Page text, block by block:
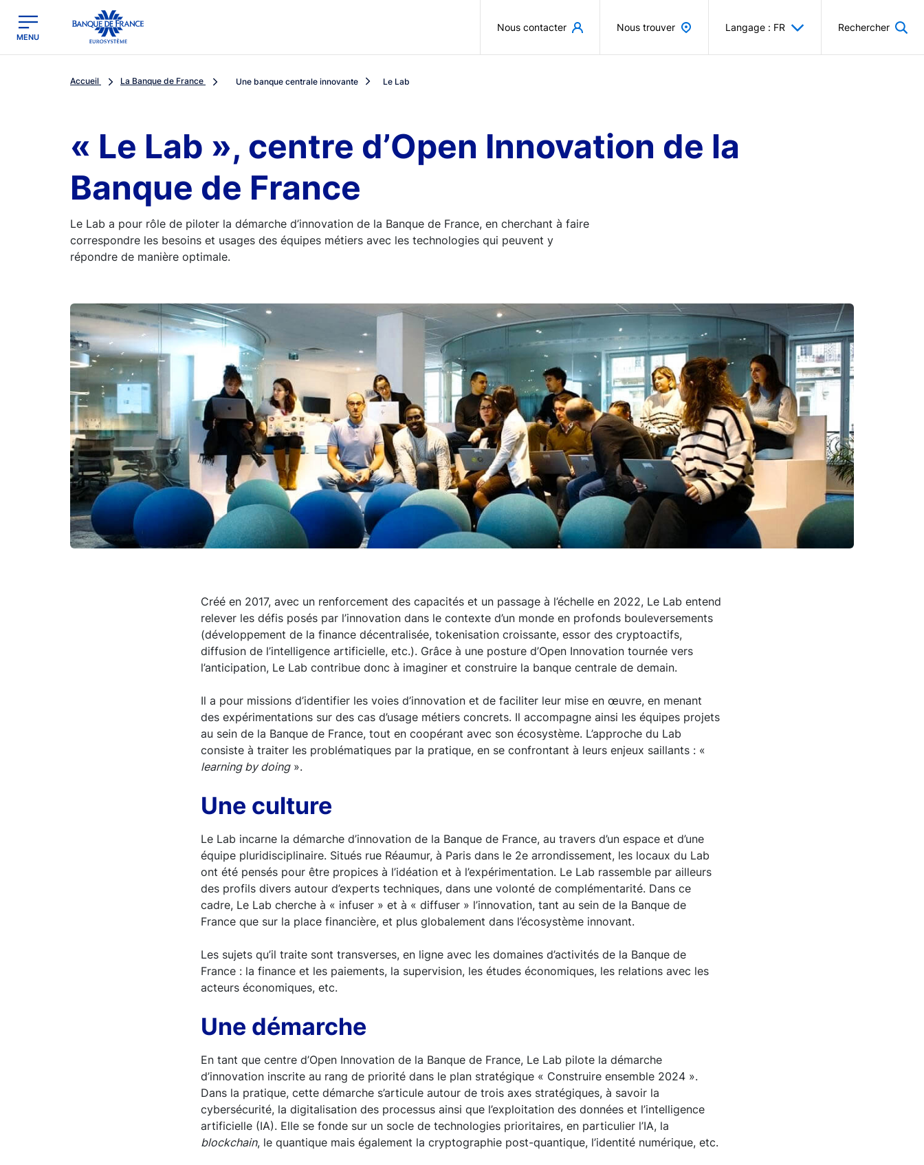
Banque de France - Menu Principal
MENU
Nous contacter Nous trouver Langage : FR Rechercher
Accueil La Banque de France Une banque centrale innovante Le Lab
« Le Lab », centre d’Open Innovation de la
Banque de France
Le Lab a pour rôle de piloter la démarche d’innovation de la Banque de France, en cherchant à faire
correspondre les besoins et usages des équipes métiers avec les technologies qui peuvent y
répondre de manière optimale.
Créé en 2017, avec un renforcement des capacités et un passage à l’échelle en 2022, Le Lab entend
relever les défis posés par l’innovation dans le contexte d’un monde en profonds bouleversements
(développement de la finance décentralisée, tokenisation croissante, essor des cryptoactifs,
diffusion de l’intelligence artificielle, etc.). Grâce à une posture d’Open Innovation tournée vers
l’anticipation, Le Lab contribue donc à imaginer et construire la banque centrale de demain.
Il a pour missions d’identifier les voies d’innovation et de faciliter leur mise en œuvre, en menant
des expérimentations sur des cas d’usage métiers concrets. Il accompagne ainsi les équipes projets
au sein de la Banque de France, tout en coopérant avec son écosystème. L’approche du Lab
consiste à traiter les problématiques par la pratique, en se confrontant à leurs enjeux saillants : «
learning by doing».
Une culture
Le Lab incarne la démarche d’innovation de la Banque de France, au travers d’un espace et d’une
équipe pluridisciplinaire. Situés rue Réaumur, à Paris dans le 2e arrondissement, les locaux du Lab
ont été pensés pour être propices à l’idéation et à l’expérimentation. Le Lab rassemble par ailleurs
des profils divers autour d’experts techniques, dans une volonté de complémentarité. Dans ce
cadre, Le Lab cherche à « infuser » et à « diffuser » l’innovation, tant au sein de la Banque de
France que sur la place financière, et plus globalement dans l’écosystème innovant.
Les sujets qu’il traite sont transverses, en ligne avec les domaines d’activités de la Banque de
France : la finance et les paiements, la supervision, les études économiques, les relations avec les
acteurs économiques, etc.
Une démarche
En tant que centre d’Open Innovation de la Banque de France, Le Lab pilote la démarche
d’innovation inscrite au rang de priorité dans le plan stratégique « Construire ensemble 2024 ».
Dans la pratique, cette démarche s’articule autour de trois axes stratégiques, à savoir la
cybersécurité, la digitalisation des processus ainsi que l’exploitation des données et l’intelligence
artificielle (IA). Elle se fonde sur un socle de technologies prioritaires, en particulier l’IA, la
blockchain, le quantique mais également la cryptographie post-quantique, l’identité numérique, etc.